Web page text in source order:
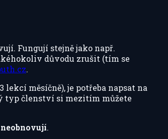
Fungují stejně jako např.
důvodu zrušit (tím se
.
měsíčně), je potřeba napsat na
typ členství si mezitím můžete
neobnovují.